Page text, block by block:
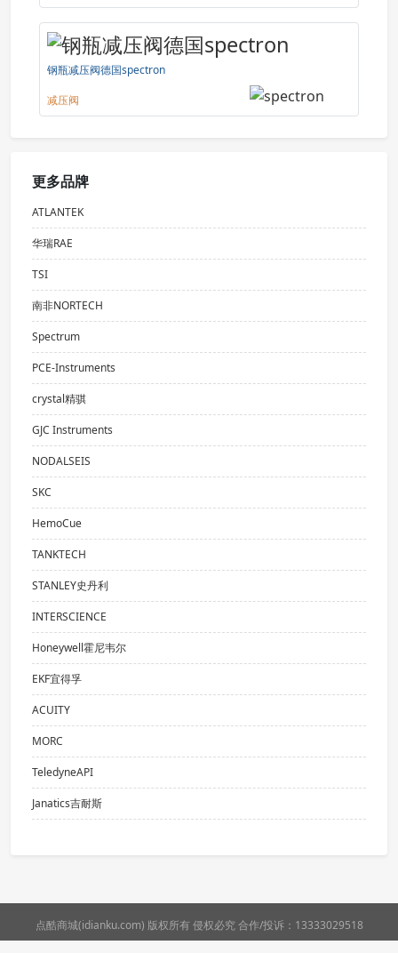
钢瓶减压阀德国spectron
减压阀
更多品牌
ATLANTEK
华瑞RAE
TSI
南非NORTECH
Spectrum
PCE-Instruments
crystal精骐
GJC Instruments
NODALSEIS
SKC
HemoCue
TANKTECH
STANLEY史丹利
INTERSCIENCE
Honeywell霍尼韦尔
EKF宜得孚
ACUITY
MORC
TeledyneAPI
Janatics吉耐斯
点酷商城(idianku.com) 版权所有 侵权必究 合作/投诉：13333029518